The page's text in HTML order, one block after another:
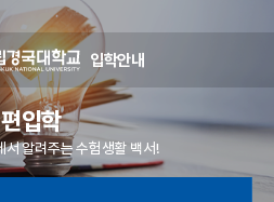
입학안내
편입학
서 알려주는 수험생활 백서!